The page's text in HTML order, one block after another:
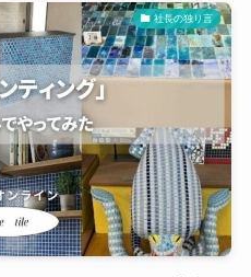
社長の独り言